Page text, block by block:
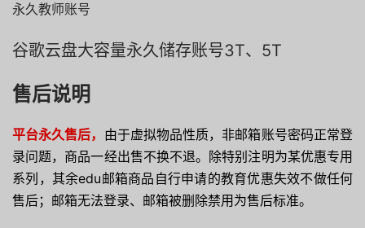
永久教师账号
谷歌云盘大容量永久储存账号3T、5T
售后说明
平台永久售后， 由于虚拟物品性质，非邮箱账号密码正常登
录问题，商品一经出售不换不退。除特别注明为某优惠专用
系列，其余edu邮箱商品自行申请的教育优惠失效不做任何
售后；邮箱无法登录、邮箱被删除禁用为售后标准。